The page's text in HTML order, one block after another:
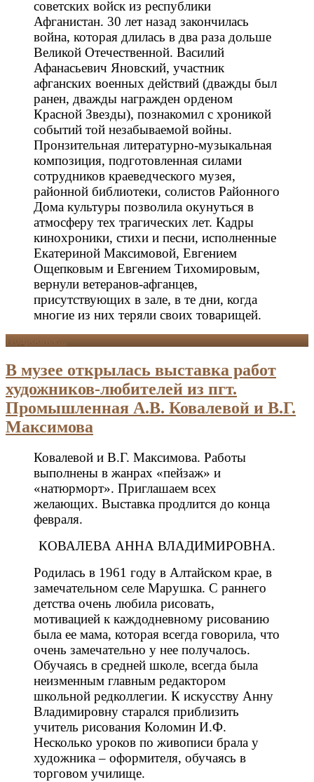
советских войск из республики
Афганистан. 30 лет назад закончилась
война, которая длилась в два раза дольше
Великой Отечественной. Василий
Афанасьевич Яновский, участник
афганских военных действий (дважды был
ранен, дважды награжден орденом
Красной Звезды), познакомил с хроникой
событий той незабываемой войны.
Пронзительная литературно-музыкальная
композиция, подготовленная силами
сотрудников краеведческого музея,
районной библиотеки, солистов Районного
Дома культуры позволила окунуться в
атмосферу тех трагических лет. Кадры
кинохроники, стихи и песни, исполненные
Екатериной Максимовой, Евгением
Ощепковым и Евгением Тихомировым,
вернули ветеранов-афганцев,
присутствующих в зале, в те дни, когда
многие из них теряли своих товарищей.
Подробнее...
В музее открылась выставка работ
художников-любителей из пгт.
Промышленная А.В. Ковалевой и В.Г.
Максимова
Ковалевой и В.Г. Максимова. Работы
выполнены в жанрах «пейзаж» и
«натюрморт». Приглашаем всех
желающих. Выставка продлится до конца
февраля.
КОВАЛЕВА АННА ВЛАДИМИРОВНА.
Родилась в 1961 году в Алтайском крае, в
замечательном селе Марушка. С раннего
детства очень любила рисовать,
мотивацией к каждодневному рисованию
была ее мама, которая всегда говорила, что
очень замечательно у нее получалось.
Обучаясь в средней школе, всегда была
неизменным главным редактором
школьной редколлегии. К искусству Анну
Владимировну старался приблизить
учитель рисования Коломин И.Ф.
Несколько уроков по живописи брала у
художника – оформителя, обучаясь в
торговом училище.